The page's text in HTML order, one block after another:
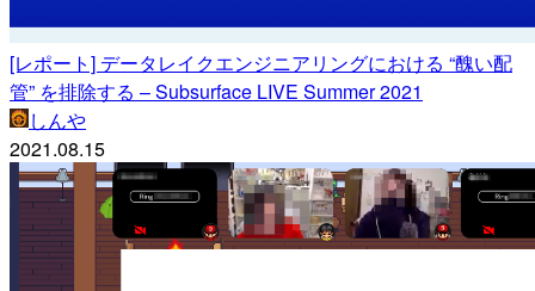
[レポート] データレイクエンジニアリングにおける “醜い配
管” を排除する – Subsurface LIVE Summer 2021
しんや
2021.08.15